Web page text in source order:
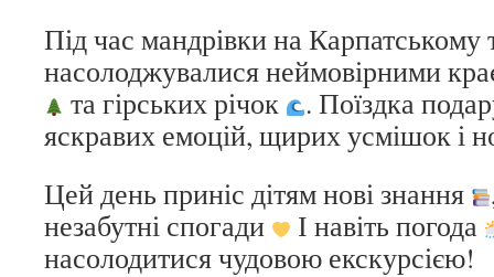
Під час мандрівки на
насолоджувалися неймовірними
та гірських річок
. Поїздка
яскравих емоцій, щирих усмішок і
Цей день приніс дітям нові знання
незабутні спогади
І навіть погода
насолодитися чудовою екскурсією!